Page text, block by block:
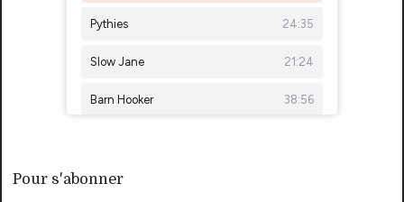
Pour s'abonner